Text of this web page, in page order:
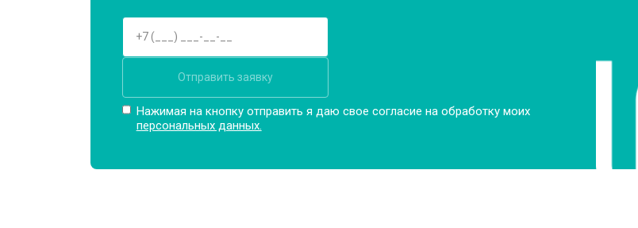
Отправить заявку
Нажимая на кнопку отправить я даю свое согласие на обработку моих
персональных данных.